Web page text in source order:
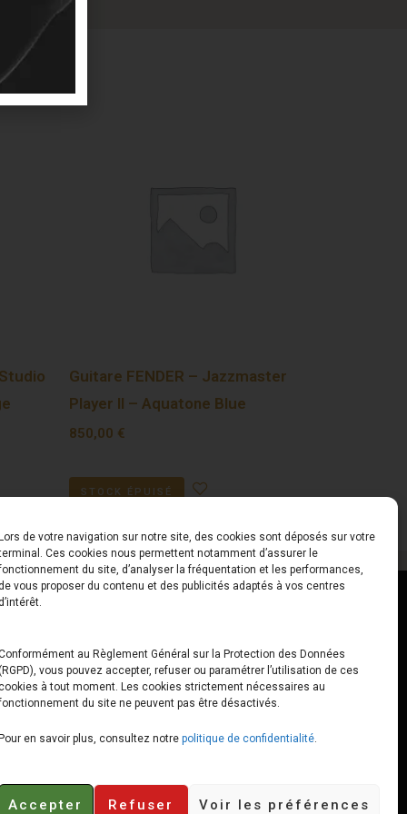
de votre navigation sur notre site, des cookies sont déposés sur votre
Ces cookies nous permettent notamment d’assurer le
du site, d’analyser la fréquentation et les performances,
vous proposer du contenu et des publicités adaptés à vos centres
au Règlement Général sur la Protection des Données
vous pouvez accepter, refuser ou paramétrer l’utilisation de ces
à tout moment. Les cookies strictement nécessaires au
du site ne peuvent pas être désactivés.
en savoir plus, consultez notre politique de confidentialité.
Accepter Refuser Voir les préférences
Guitare FENDER – Jazzmaster
Player II – Aquatone Blue
850,00 €
STOCK ÉPUISÉ
loops.fr
Du Lundi au Vendredi
10h00 – 12h30 // 14h00 –
19h00
Le Samedi
18h00